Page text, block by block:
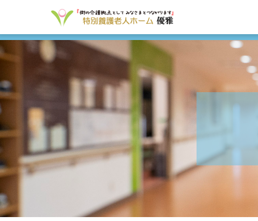
ス
キ